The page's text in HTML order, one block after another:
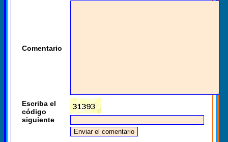
Comentario
Escriba el
código
siguiente